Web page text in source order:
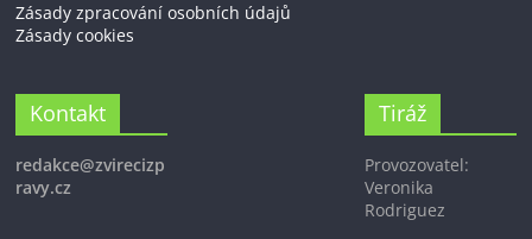
Zásady zpracování osobních údajů
Zásady cookies
Kontakt
redakce@zvirecizp
ravy.cz
Tiráž
Provozovatel:
Veronika
Rodriguez